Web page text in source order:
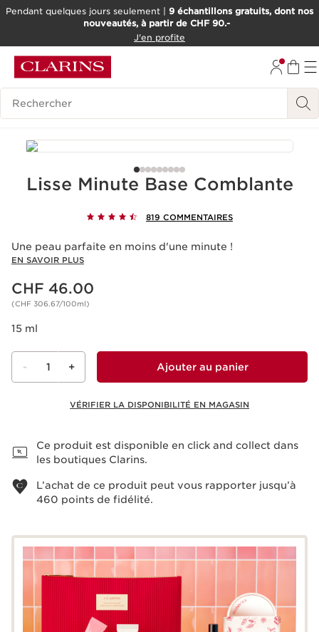
ALLER AU CONTENU
OUTIL D'ACCESSIBILITÉ
Pendant quelques jours seulement | 9 échantillons gratuits, dont nos
nouveautés, à partir de CHF 90.-
J'en profite
Historique des recherches
Lisse Minute Base Comblante
819 COMMENTAIRES
Une peau parfaite en moins d'une minute !
EN SAVOIR PLUS
Nouveau prix CHF 46.00
CHF 46.00
(CHF 306.67/100ml)
15 ml
- 1 + Ajouter au panier
VÉRIFIER LA DISPONIBILITÉ EN MAGASIN
Ce produit est disponible en click and collect dans
les boutiques Clarins.
L’achat de ce produit peut vous rapporter jusqu’à
460 points de fidélité.